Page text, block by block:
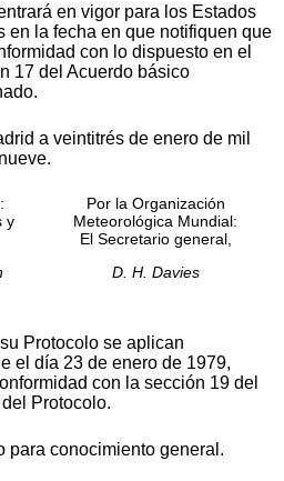
en vigor para los Estados
en la fecha en que notifiquen que
con lo dispuesto en el
17 del Acuerdo básico
a veintitrés de enero de mil
y
Por la Organización
Meteorológica Mundial:
El Secretario general,
D. H. Davies
Protocolo se aplican
el día 23 de enero de 1979,
con la sección 19 del
Protocolo.
para conocimiento general.